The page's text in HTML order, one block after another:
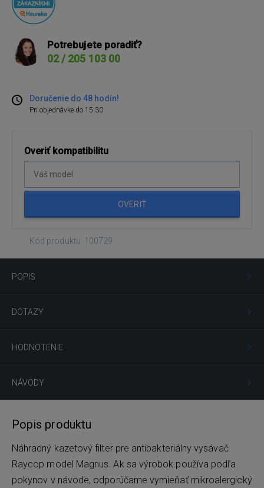
Potrebujete poradiť?
02 / 205 103 00
Doručenie do 48 hodín!
Pri objednávke do 15:30
Overiť kompatibilitu
OVERIŤ
Kód produktu: 100729
POPIS
DOTAZY
HODNOTENIE
NÁVODY
Popis produktu
Náhradný kazetový filter pre antibakteriálny vysávač
Raycop model Magnus. Ak sa výrobok používa podľa
pokynov v návode, odporúčame vymieňať mikroalergický